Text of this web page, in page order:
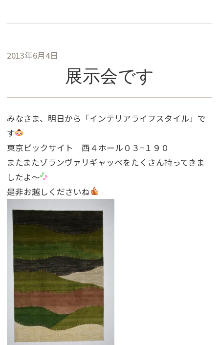
2013年6月4日
展示会です
みなさま、明日から「インテリアライフスタイル」で
す
東京ビックサイト 西４ホール０３−１９０
またまたゾランヴァリギャッベをたくさん持ってきま
したよ〜
是非お越しくださいね